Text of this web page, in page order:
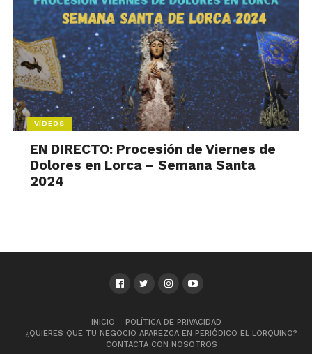
VÍDEOS
EN DIRECTO: Procesión de Viernes de
Dolores en Lorca – Semana Santa
2024
INICIO
POLÍTICA DE PRIVACIDAD
¿QUIERES QUE TU NEGOCIO APAREZCA EN PERIÓDICO EL LORQUINO?
CONTACTA CON NOSOTROS